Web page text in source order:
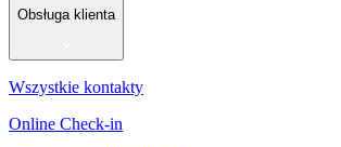
Obsługa klienta
Wszystkie kontakty
Online Check-in